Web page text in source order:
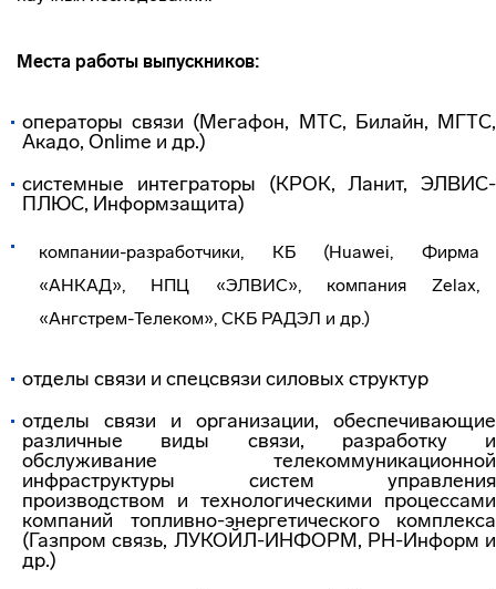
Места работы выпускников:
операторы связи (Мегафон, МТС, Билайн, МГТС,
Акадо, Onlime и др.)
системные интеграторы (КРОК, Ланит, ЭЛВИС-
ПЛЮС, Информзащита)
компании-разработчики, КБ (Huawei, Фирма
«АНКАД», НПЦ «ЭЛВИС», компания Zelax,
«Ангстрем-Телеком», СКБ РАДЭЛ и др.)
отделы связи и спецсвязи силовых структур
отделы связи и организации, обеспечивающие
различные виды связи, разработку и
обслуживание телекоммуникационной
инфраструктуры систем управления
производством и технологическими процессами
компаний топливно-энергетического комплекса
(Газпром связь, ЛУКОЙЛ-ИНФОРМ, РН-Информ и
др.)